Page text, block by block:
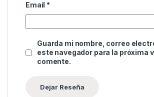
Email *
Guarda mi nombre, correo
este navegador para la próxima
comente.